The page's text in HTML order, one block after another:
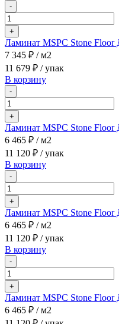
-
+
Ламинат MSPC Stone Floor
7 345 ₽ / м2
11 679 ₽ / упак
В корзину
-
+
Ламинат MSPC Stone Floor
6 465 ₽ / м2
11 120 ₽ / упак
В корзину
-
+
Ламинат MSPC Stone
6 465 ₽ / м2
11 120 ₽ / упак
В корзину
-
+
Ламинат MSPC Stone Floor
6 465 ₽ / м2